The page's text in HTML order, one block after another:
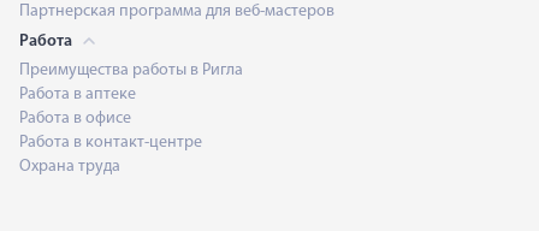
Партнерская программа для веб-мастеров
Работа
Преимущества работы в Ригла
Работа в аптеке
Работа в офисе
Работа в контакт-центре
Охрана труда